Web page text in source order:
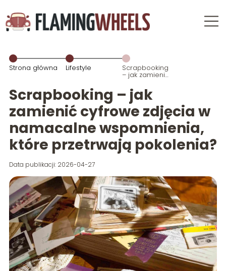
Strona główna Lifestyle Scrapbooking
– jak zamienić
cyfrowe
zdjęcia w
namacalne
wspomnienia,
które
przetrwają
pokolenia?
Scrapbooking – jak
zamienić cyfrowe zdjęcia w
namacalne wspomnienia,
które przetrwają pokolenia?
Data publikacji: 2026-04-27